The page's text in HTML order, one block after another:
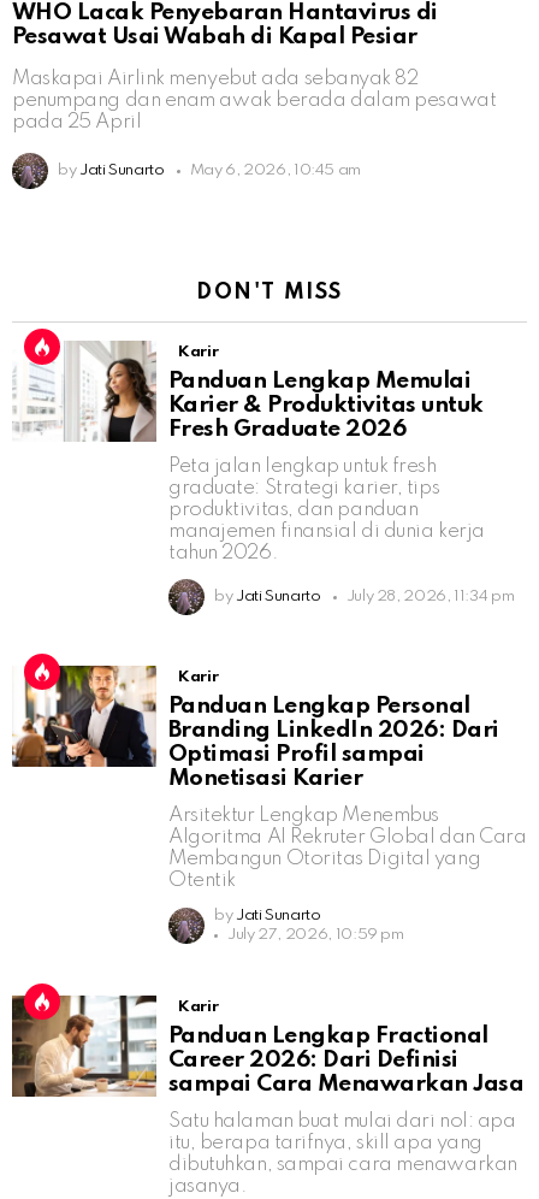
WHO Lacak Penyebaran Hantavirus di
Pesawat Usai Wabah di Kapal Pesiar
Maskapai Airlink menyebut ada sebanyak 82
penumpang dan enam awak berada dalam pesawat
pada 25 April
by Jati Sunarto May 6, 2026, 10:45 am
DON'T MISS
Karir
Panduan Lengkap Memulai
Karier & Produktivitas untuk
Fresh Graduate 2026
Peta jalan lengkap untuk fresh
graduate: Strategi karier, tips
produktivitas, dan panduan
manajemen finansial di dunia kerja
tahun 2026.
by Jati Sunarto July 28, 2026, 11:34 pm
Karir
Panduan Lengkap Personal
Branding LinkedIn 2026: Dari
Optimasi Profil sampai
Monetisasi Karier
Arsitektur Lengkap Menembus
Algoritma AI Rekruter Global dan Cara
Membangun Otoritas Digital yang
Otentik
by Jati Sunarto
July 27, 2026, 10:59 pm
Karir
Panduan Lengkap Fractional
Career 2026: Dari Definisi
sampai Cara Menawarkan Jasa
Satu halaman buat mulai dari nol: apa
itu, berapa tarifnya, skill apa yang
dibutuhkan, sampai cara menawarkan
jasanya.